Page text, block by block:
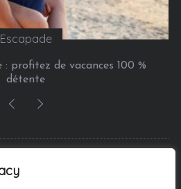
Escapade
: profitez de vacances 100 %
détente
DU SITE